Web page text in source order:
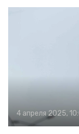
4 апреля 2025,